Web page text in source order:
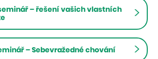
– řešení vašich vlastních
– Sebevražedné chování